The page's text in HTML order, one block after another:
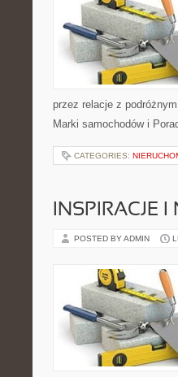
przez relacje z
Marki samochodów i
CATEGORIES:
INSPIRACJE
POSTED BY ADMIN